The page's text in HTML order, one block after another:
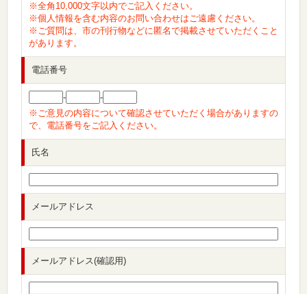
※全角10,000文字以内でご記入ください。
※個人情報を含む内容のお問い合わせはご遠慮ください。
※ご質問は、市の刊行物などに匿名で掲載させていただくこと
があります。
電話番号
-
-
※ご意見の内容について確認させていただく場合がありますの
で、電話番号をご記入ください。
氏名
メールアドレス
メールアドレス(確認用)